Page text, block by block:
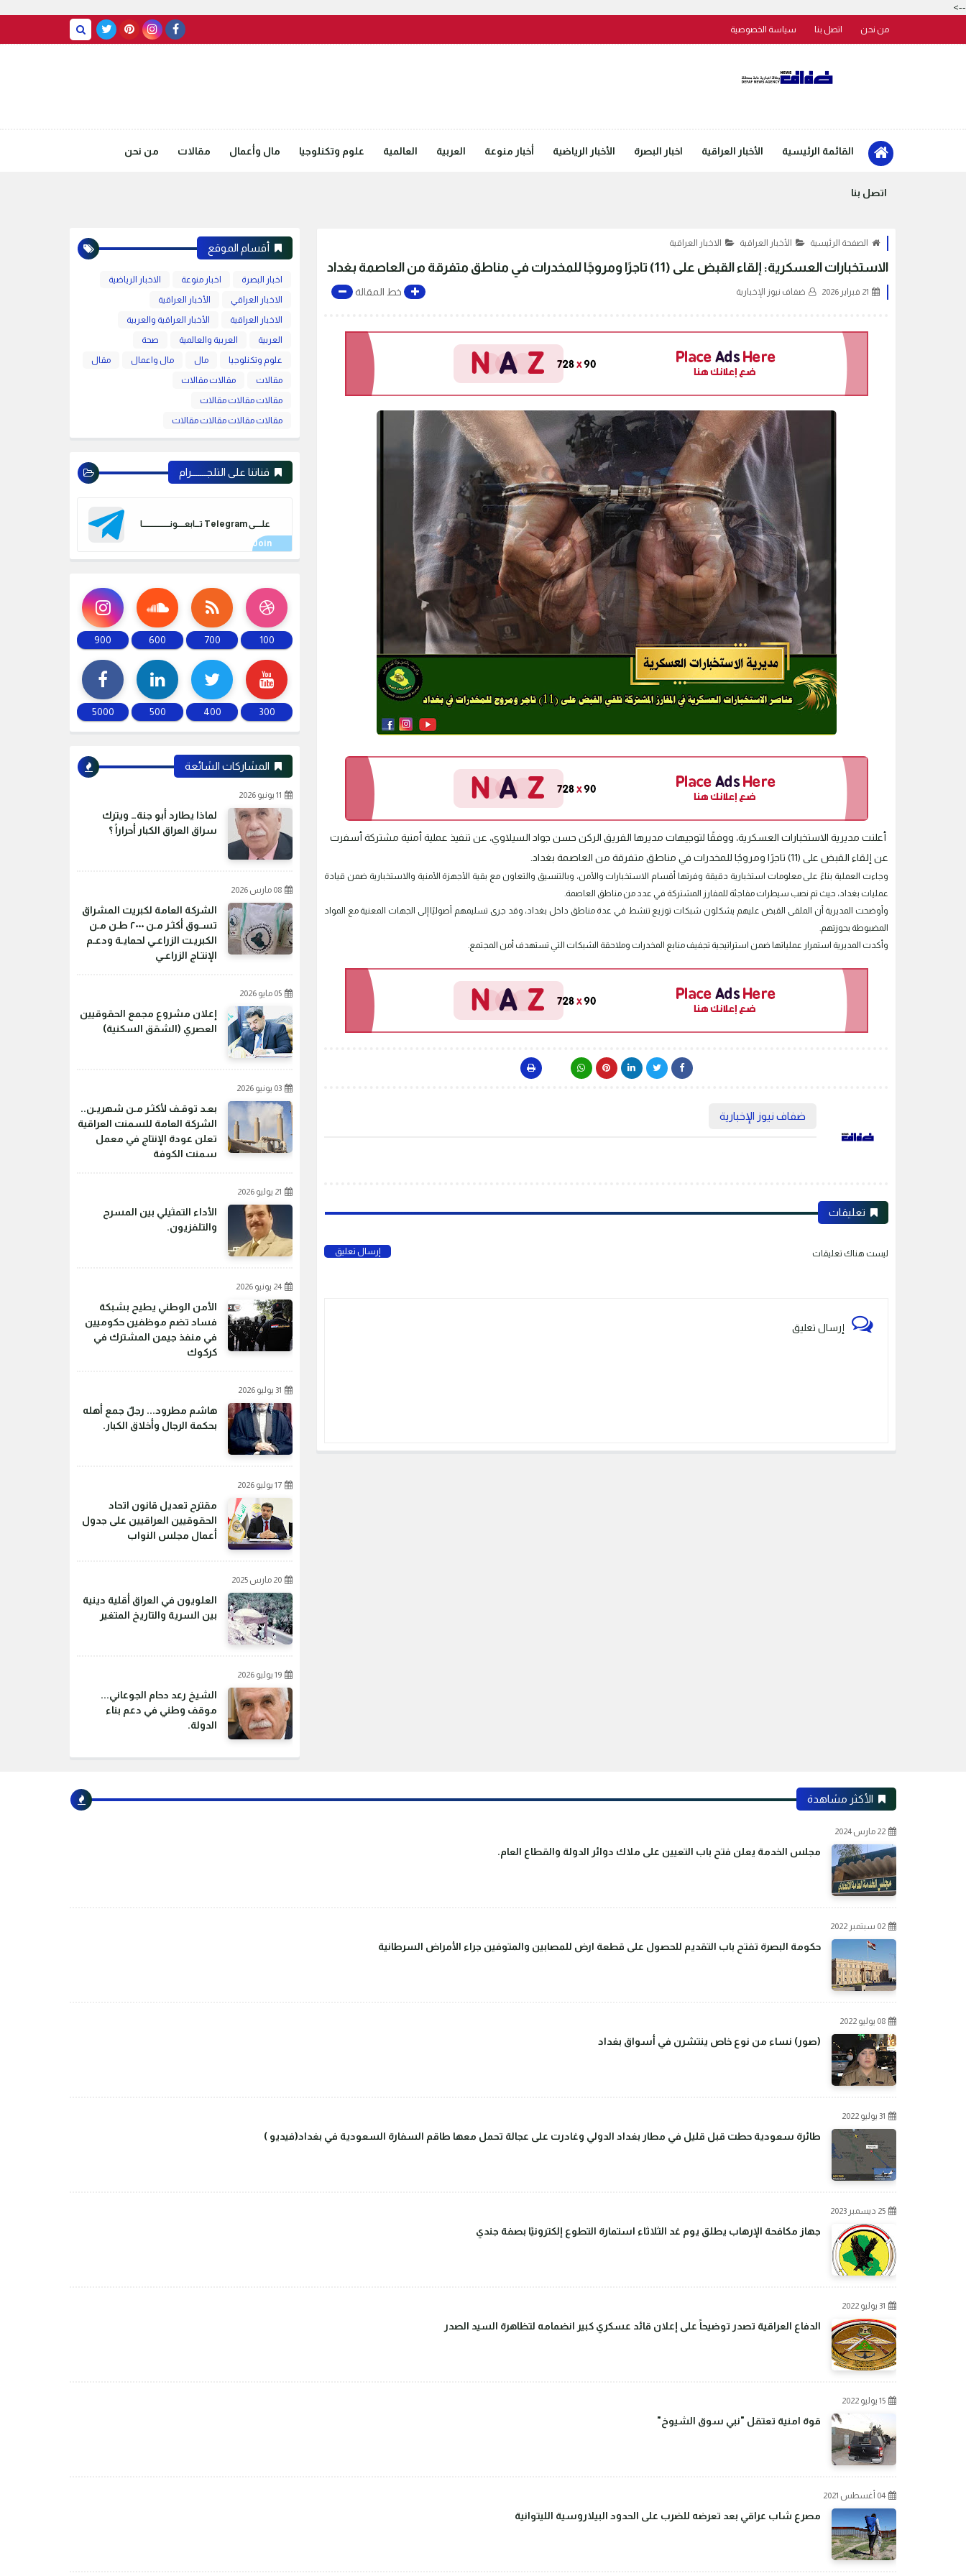
-->
من نحن اتصل بنا سياسة الخصوصية
القائمة الرئيسية الأخبار العراقية اخبار البصرة الأخبار الرياضية أخبار منوعة العربية العالمية علوم وتكنلوجيا مال وأعمال مقالات من نحن
اتصل بنا
الصفحة الرئيسية الأخبار العراقية الاخبار العراقية
الاستخبارات العسكرية: إلقاء القبض على (11) تاجرًا ومروجًا للمخدرات في مناطق متفرقة من العاصمة بغداد
21 فبراير 2026 ضفاف نيوز الإخبارية خط المقالة
أعلنت مديرية الاستخبارات العسكرية، ووفقًا لتوجيهات مديرها الفريق الركن حسن جواد السيلاوي، عن تنفيذ عملية أمنية مشتركة أسفرت
عن إلقاء القبض على (11) تاجرًا ومروجًا للمخدرات في مناطق متفرقة من العاصمة بغداد.
وجاءت العملية بناءً على معلومات استخبارية دقيقة وفرتها أقسام الاستخبارات والأمن، وبالتنسيق والتعاون مع بقية الأجهزة الأمنية والاستخبارية ضمن قيادة
عمليات بغداد، حيث تم نصب سيطرات مفاجئة للمفارز المشتركة في عدد من مناطق العاصمة.
وأوضحت المديرية أن الملقى القبض عليهم يشكلون شبكات توزيع تنشط في عدة مناطق داخل بغداد، وقد جرى تسليمهم أصوليًا إلى الجهات المعنية مع المواد
المضبوطة بحوزتهم.
وأكدت المديرية استمرار عملياتها ضمن استراتيجية تجفيف منابع المخدرات وملاحقة الشبكات التي تستهدف أمن المجتمع.
ضفاف نيوز الإخبارية
تعليقات
ليست هناك تعليقات إرسال تعليق
إرسال تعليق
أقسام الموقع
اخبار البصرة اخبار منوعة
الاخبار الرياضية
الاخبار العراقي
الأخبار العراقية
الاخبار العراقية
الأخبار العراقية والعربية
العربية
العربية والعالمية
صحة
علوم وتكنلوجيا
مال مال واعمال
مقال
مقالات
مقالات مقالات
مقالات مقالات مقالات
مقالات مقالات مقالات مقالات
قناتنا على التلجـــــــرام
علـــــى Telegram تـــابعـــــونـــــــــــــــــــا
100
700
600
900
300
400
500
5000
المشاركات الشائعة
11 يونيو 2026
لماذا يطارد أبو جنة… ويترك
سراق العراق الكبار أحراراً ؟
08 مارس 2026
الشركة العامة لكبريت المشراق
تسـوق أكثـر مـن ٢٠٠٠ طـن مـن
الكبريـت الزراعـي لحمايـة ودعـم
الإنتـاج الزراعـي
05 مايو 2026
إعلان مشروع مجمع الحقوقيين
العصري (الشقق السكنية)
03 يونيو 2026
بعـد توقـف لأكثـر مـن شهريـن..
الشركة العامة للسمنت العراقية
تعلن عودة الإنتاج في معمل
سمنت الكوفة
21 يوليو 2026
الأداء التمثيلي بين المسرح
والتلفزيون.
24 يونيو 2026
الأمن الوطني يطيح بشبكة
فساد تضم موظفين حكوميين
في منفذ جيمن المشترك في
كركوك
31 يوليو 2026
هاشم مطرود... رجلٌ جمع أهله
بحكمة الرجال وأخلاق الكبار.
17 يوليو 2026
مقترح تعديل قانون اتحاد
الحقوقيين العراقيين على جدول
أعمال مجلس النواب
20 مارس 2025
العلويون في العراق أقلية دينية
بين السرية والتاريخ المتغير
19 يوليو 2026
الشيخ رعد دحام الجوعاني...
موقف وطني في دعم بناء
الدولة.
الأكثر مشاهدة
22 مارس 2024
مجلس الخدمة يعلن فتح باب التعيين على ملاك دوائر الدولة والقطاع العام.
02 سبتمبر 2022
حكومة البصرة تفتح باب التقديم للحصول على قطعة ارض للمصابين والمتوفين جراء الأمراض السرطانية
08 يوليو 2022
(صور) نساء من نوع خاص ينتشرن في أسواق بغداد
31 يوليو 2022
طائرة سعودية حطت قبل قليل في مطار بغداد الدولي وغادرت على عجالة تحمل معها طاقم السفارة السعودية في بغداد(فيديو )
25 ديسمبر 2023
جهاز مكافحة الإرهاب يطلق يوم غد الثلاثاء استمارة التطوع إلكترونيًا بصفة جندي
31 يوليو 2022
الدفاع العراقية تصدر توضيحاً على إعلان قائد عسكري كبير انضمامه لتظاهرة السيد الصدر
15 يوليو 2022
قوة امنية تعتقل "نبي سوق الشيوخ"
04 أغسطس 2021
مصرع شاب عراقي بعد تعرضه للضرب على الحدود البيلاروسية الليتوانية